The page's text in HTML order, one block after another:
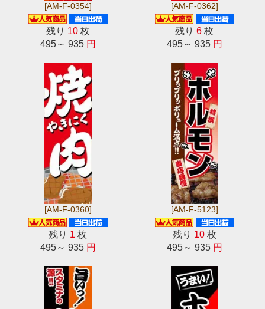
[AM-F-0354]
残り 10枚
495～ 935 円
[AM-F-0362]
残り6 枚
495～ 935 円
[AM-F-0360]
残り 1 枚
495～ 935 円
[AM-F-5123]
残り 10枚
495～ 935 円